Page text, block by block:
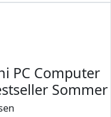
PC Computer
Sommer